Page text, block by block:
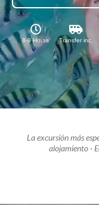
8-9 Horas Transfer inc.
La excursión más
alojamiento ·